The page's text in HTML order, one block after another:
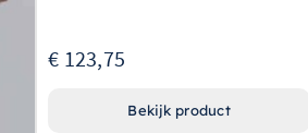
€ 123,75
Bekijk product